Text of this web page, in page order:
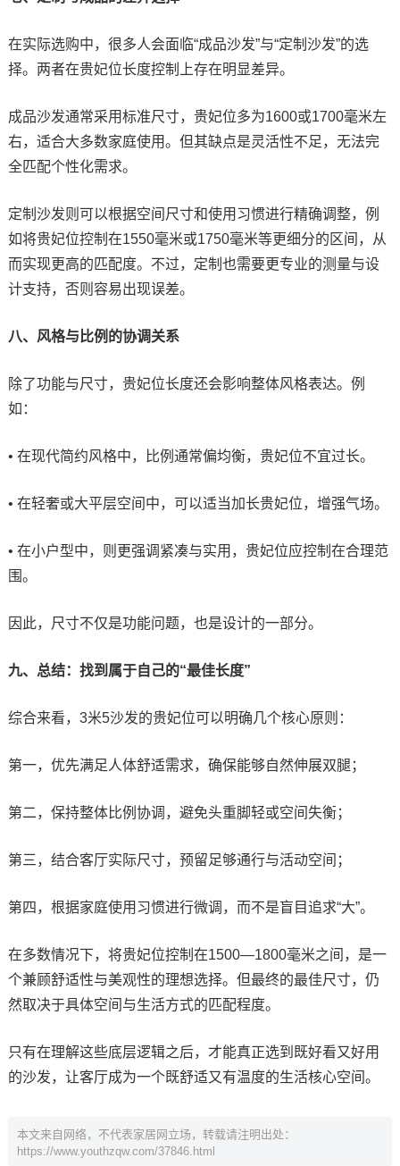
在实际选购中，很多人会面临“成品沙发”与“定制沙发”的选
择。两者在贵妃位长度控制上存在明显差异。
成品沙发通常采用标准尺寸，贵妃位多为1600或1700毫米左
右，适合大多数家庭使用。但其缺点是灵活性不足，无法完
全匹配个性化需求。
定制沙发则可以根据空间尺寸和使用习惯进行精确调整，例
如将贵妃位控制在1550毫米或1750毫米等更细分的区间，从
而实现更高的匹配度。不过，定制也需要更专业的测量与设
计支持，否则容易出现误差。
八、风格与比例的协调关系
除了功能与尺寸，贵妃位长度还会影响整体风格表达。例
如：
• 在现代简约风格中，比例通常偏均衡，贵妃位不宜过长。
• 在轻奢或大平层空间中，可以适当加长贵妃位，增强气场。
• 在小户型中，则更强调紧凑与实用，贵妃位应控制在合理范
围。
因此，尺寸不仅是功能问题，也是设计的一部分。
九、总结：找到属于自己的“最佳长度”
综合来看，3米5沙发的贵妃位可以明确几个核心原则：
第一，优先满足人体舒适需求，确保能够自然伸展双腿；
第二，保持整体比例协调，避免头重脚轻或空间失衡；
第三，结合客厅实际尺寸，预留足够通行与活动空间；
第四，根据家庭使用习惯进行微调，而不是盲目追求“大”。
在多数情况下，将贵妃位控制在1500—1800毫米之间，是一
个兼顾舒适性与美观性的理想选择。但最终的最佳尺寸，仍
然取决于具体空间与生活方式的匹配程度。
只有在理解这些底层逻辑之后，才能真正选到既好看又好用
的沙发，让客厅成为一个既舒适又有温度的生活核心空间。
本文来自网络，不代表家居网立场，转载请注明出处：
https://www.youthzqw.com/37846.html